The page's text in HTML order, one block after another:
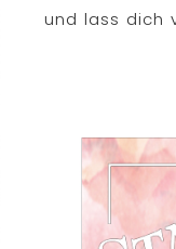
und lass dich